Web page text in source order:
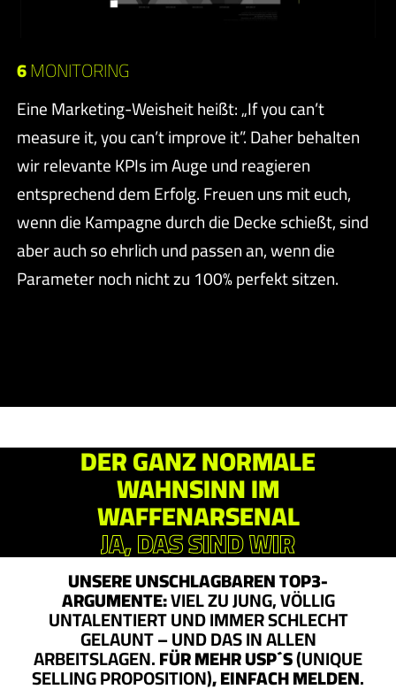
6MONITORING
Eine Marketing-Weisheit heißt: „If you can’t
measure it, you can’t improve it”. Daher behalten
wir relevante KPIs im Auge und reagieren
entsprechend dem Erfolg. Freuen uns mit euch,
wenn die Kampagne durch die Decke schießt, sind
aber auch so ehrlich und passen an, wenn die
Parameter noch nicht zu 100% perfekt sitzen.
DER GANZ NORMALE
WAHNSINN IM
WAFFENARSENAL
JA, DAS SIND WIR
UNSERE UNSCHLAGBAREN TOP3-
ARGUMENTE:VIEL ZU JUNG, VÖLLIG
UNTALENTIERT UND IMMER SCHLECHT
GELAUNT – UND DAS IN ALLEN
ARBEITSLAGEN.FÜR MEHR USP´S(UNIQUE
SELLING PROPOSITION), EINFACH MELDEN.